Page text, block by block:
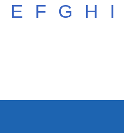
E F G H I